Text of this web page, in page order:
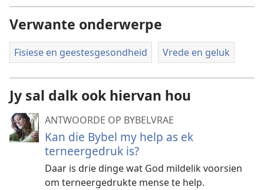
Verwante onderwerpe
Fisiese en geestesgesondheid Vrede en geluk
Jy sal dalk ook hiervan hou
ANTWOORDE OP BYBELVRAE
Kan die Bybel my help as ek
terneergedruk is?
Daar is drie dinge wat God mildelik voorsien
om terneergedrukte mense te help.